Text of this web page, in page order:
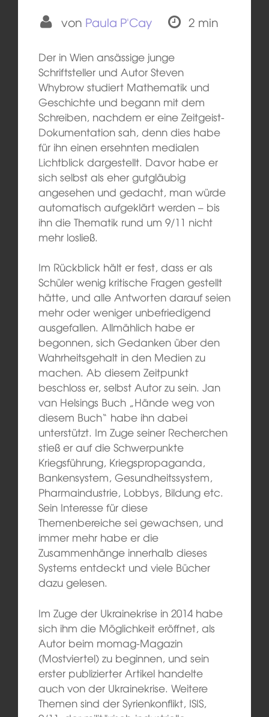
von Paula P'Cay 2 min
Der in Wien ansässige junge
Schriftsteller und Autor Steven
Whybrow studiert Mathematik und
Geschichte und begann mit dem
Schreiben, nachdem er eine Zeitgeist-
Dokumentation sah, denn dies habe
für ihn einen ersehnten medialen
Lichtblick dargestellt. Davor habe er
sich selbst als eher gutgläubig
angesehen und gedacht, man würde
automatisch aufgeklärt werden – bis
ihn die Thematik rund um 9/11 nicht
mehr losließ.
Im Rückblick hält er fest, dass er als
Schüler wenig kritische Fragen gestellt
hätte, und alle Antworten darauf seien
mehr oder weniger unbefriedigend
ausgefallen. Allmählich habe er
begonnen, sich Gedanken über den
Wahrheitsgehalt in den Medien zu
machen. Ab diesem Zeitpunkt
beschloss er, selbst Autor zu sein. Jan
van Helsings Buch „Hände weg von
diesem Buch“ habe ihn dabei
unterstützt. Im Zuge seiner Recherchen
stieß er auf die Schwerpunkte
Kriegsführung, Kriegspropaganda,
Bankensystem, Gesundheitssystem,
Pharmaindustrie, Lobbys, Bildung etc.
Sein Interesse für diese
Themenbereiche sei gewachsen, und
immer mehr habe er die
Zusammenhänge innerhalb dieses
Systems entdeckt und viele Bücher
dazu gelesen.
Im Zuge der Ukrainekrise in 2014 habe
sich ihm die Möglichkeit eröffnet, als
Autor beim momag-Magazin
(Mostviertel) zu beginnen, und sein
erster publizierter Artikel handelte
auch von der Ukrainekrise. Weitere
Themen sind der Syrienkonflikt, ISIS,